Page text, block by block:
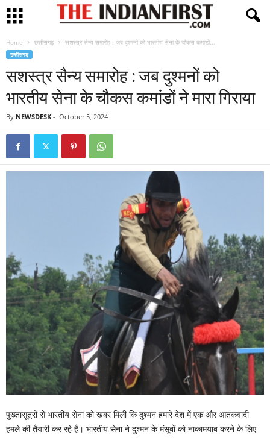
Home छत्तीसगढ़ सशस्त्र सैन्य समारोह : जब दुश्मनों को भारतीय सेना के चौकस कमांडों...
छत्तीसगढ़
सशस्त्र सैन्य समारोह : जब दुश्मनों को
भारतीय सेना के चौकस कमांडों ने मारा गिराया
By NEWSDESK - October 5, 2024
पुख्तासूत्रों से भारतीय सेना को खबर मिली कि दुश्मन हमारे देश में एक और आतंकवादी
हमले की तैयारी कर रहे है। भारतीय सेना ने दुश्मन के मंसूबों को नाकामयाब करने के लिए